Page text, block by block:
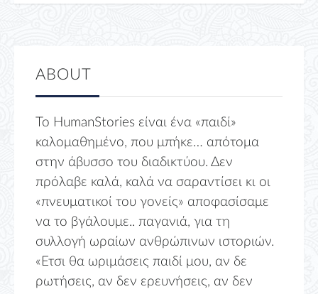
ABOUT
Το HumanStories είναι ένα «παιδί»
καλομαθημένο, που μπήκε… απότομα
στην άβυσσο του διαδικτύου. Δεν
πρόλαβε καλά, καλά να σαραντίσει κι οι
«πνευματικοί του γονείς» αποφασίσαμε
να το βγάλουμε.. παγανιά, για τη
συλλογή ωραίων ανθρώπινων ιστοριών.
«Ετσι θα ωριμάσεις παιδί μου, αν δε
ρωτήσεις, αν δεν ερευνήσεις, αν δεν